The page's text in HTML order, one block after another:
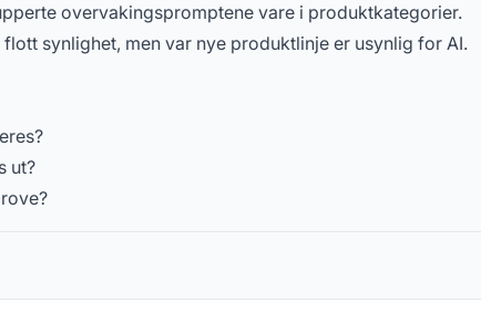
overvakingspromptene vare i produktkategorier.
synlighet, men var nye produktlinje er usynlig for AI.
ut?